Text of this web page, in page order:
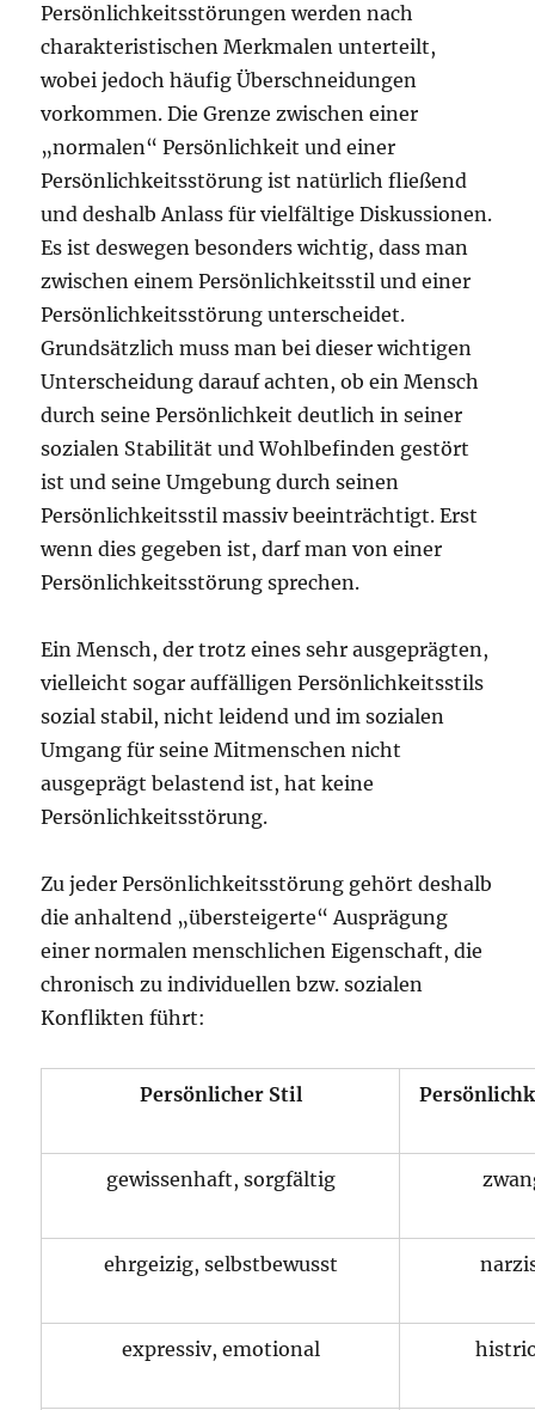
Persönlichkeitsstörungen werden nach
charakteristischen Merkmalen unterteilt,
wobei jedoch häufig Überschneidungen
vorkommen. Die Grenze zwischen einer
„normalen“ Persönlichkeit und einer
Persönlichkeitsstörung ist natürlich fließend
und deshalb Anlass für vielfältige Diskussionen.
Es ist deswegen besonders wichtig, dass man
zwischen einem Persönlichkeitsstil und einer
Persönlichkeitsstörung unterscheidet.
Grundsätzlich muss man bei dieser wichtigen
Unterscheidung darauf achten, ob ein Mensch
durch seine Persönlichkeit deutlich in seiner
sozialen Stabilität und Wohlbefinden gestört
ist und seine Umgebung durch seinen
Persönlichkeitsstil massiv beeinträchtigt. Erst
wenn dies gegeben ist, darf man von einer
Persönlichkeitsstörung sprechen.
Ein Mensch, der trotz eines sehr ausgeprägten,
vielleicht sogar auffälligen Persönlichkeitsstils
sozial stabil, nicht leidend und im sozialen
Umgang für seine Mitmenschen nicht
ausgeprägt belastend ist, hat keine
Persönlichkeitsstörung.
Zu jeder Persönlichkeitsstörung gehört deshalb
die anhaltend „übersteigerte“ Ausprägung
einer normalen menschlichen Eigenschaft, die
chronisch zu individuellen bzw. sozialen
Konflikten führt:
Persönlicher Stil
gewissenhaft, sorgfältig
ehrgeizig, selbstbewusst
expressiv, emotional